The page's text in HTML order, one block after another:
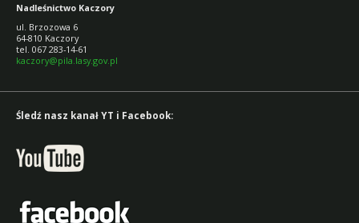
Nadleśnictwo Kaczory
ul. Brzozowa 6
64-810 Kaczory
tel. 067 283-14-61
kaczory@pila.lasy.gov.pl
Śledź nasz kanał YT i Facebook: